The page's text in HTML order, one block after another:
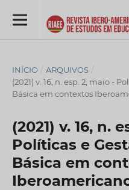
INÍCIO / ARQUIVOS /
(2021) v. 16, n. esp. 2, maio -
Básica em contextos
(2021) v. 16, n.
Políticas e
Básica em